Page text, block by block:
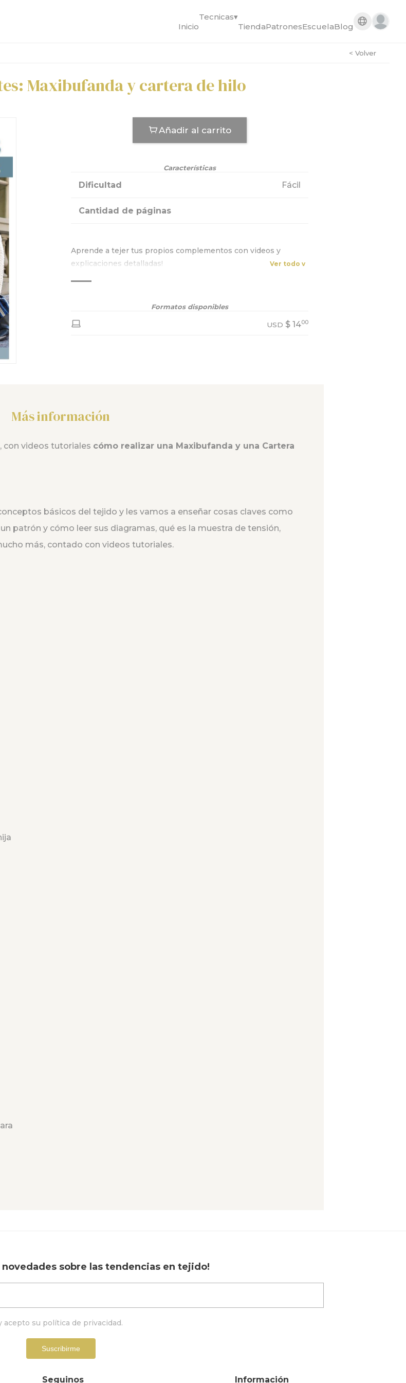
Inicio
Tecnicas▾
TiendaPatronesEscuelaBlog
< Volver
Maxibufanda y cartera de hilo
Añadir al carrito
Características
Dificultad Fácil
Cantidad de páginas
Aprende a tejer tus propios complementos con videos y
explicaciones detalladas!
Ver todo v
Formatos disponibles
USD $ 1400
Más información
con videos tutoriales cómo realizar una Maxibufanda y una Cartera
básicos del tejido y les vamos a enseñar cosas claves como
patrón y cómo leer sus diagramas, qué es la muestra de tensión,
más, contado con videos tutoriales.
novedades sobre las tendencias en tejido!
acepto su política de privacidad.
Suscribirme
Seguinos Información